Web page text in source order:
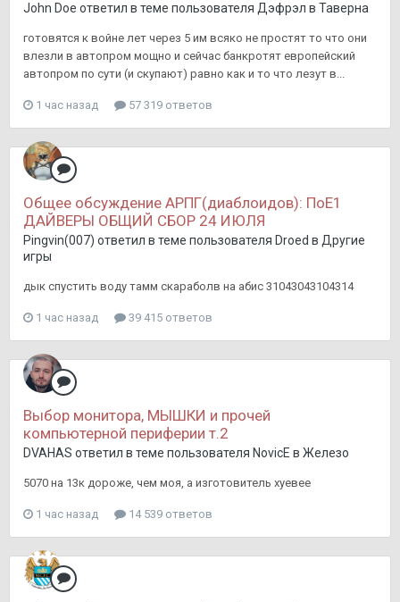
John Doe ответил в теме пользователя Дэфрэл в Таверна
готовятся к войне лет через 5 им всяко не простят то что они
влезли в автопром мощно и сейчас банкротят европейский
автопром по сути (и скупают) равно как и то что лезут в...
1 час назад 57 319 ответов
Общее обсуждение АРПГ(диаблоидов): ПоЕ1
ДАЙВЕРЫ ОБЩИЙ СБОР 24 ИЮЛЯ
Pingvin(007) ответил в теме пользователя Droed в Другие
игры
дык спустить воду тамм скараболв на абис 31043043104314
1 час назад 39 415 ответов
Выбор монитора, МЫШКИ и прочей
компьютерной периферии т.2
DVAHAS ответил в теме пользователя NovicE в Железо
5070 на 13к дороже, чем моя, а изготовитель хуевее
1 час назад 14 539 ответов